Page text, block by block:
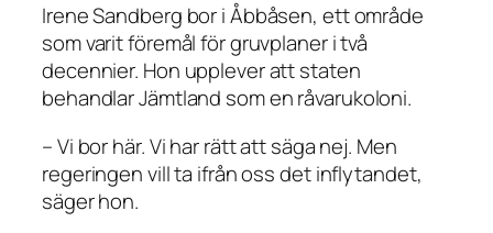
Irene Sandberg bor i Åbbåsen, ett område
som varit föremål för gruvplaner i två
decennier. Hon upplever att staten
behandlar Jämtland som en råvarukoloni.
– Vi bor här. Vi har rätt att säga nej. Men
regeringen vill ta ifrån oss det inflytandet,
säger hon.